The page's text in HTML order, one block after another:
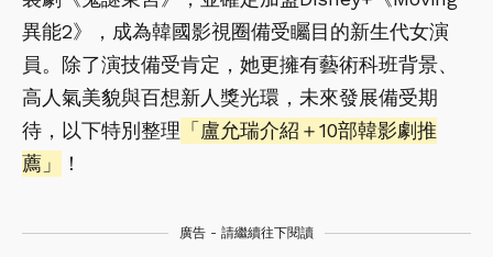
異能2》，成為韓國影視圈備受矚目的新生代女演
員。除了演技備受肯定，她更擁有藝術科班背景、
高人氣美貌與百想新人獎光環，未來發展備受期
待，以下特別整理 「盧允瑞介紹＋10部韓影劇推
薦」
！
廣告 - 請繼續往下閱讀